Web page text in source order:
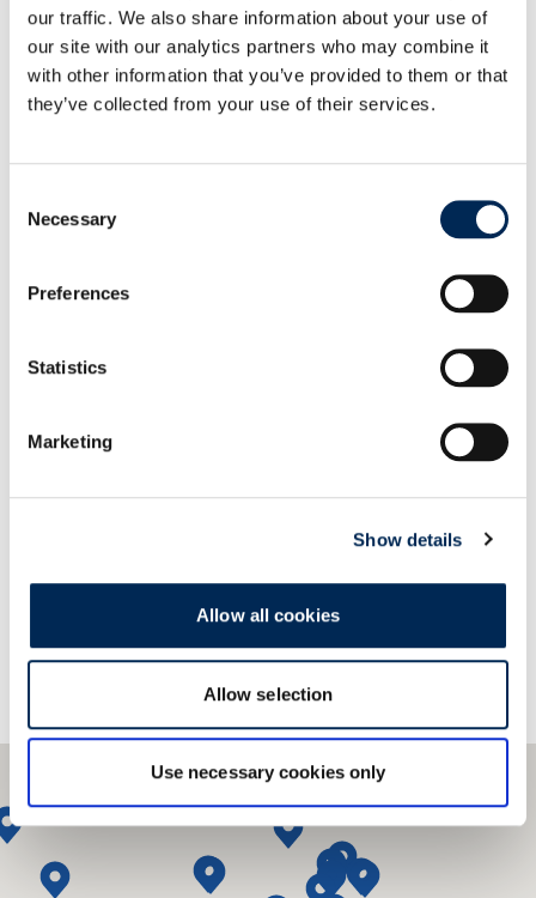
our traffic. We also share information about your use of
our site with our analytics partners who may combine it
with other information that you’ve provided to them or that
they’ve collected from your use of their services.
Selection
Necessary
Preferences
Statistics
Marketing
Show details
Allow all cookies
Allow selection
Use necessary cookies only
cargo-partner treibt Dekarbonisierung voran: Zwei
Mercedes-Benz eActros 300 in Österreich in
Betrieb genommen
Norddeutschland